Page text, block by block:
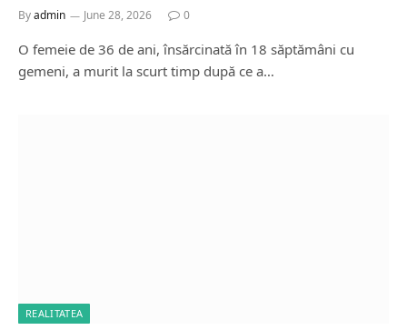
Byadmin June 28, 2026 0
O femeie de 36 de ani, însărcinată în 18 săptămâni cu
gemeni, a murit la scurt timp după ce a…
REALITATEA